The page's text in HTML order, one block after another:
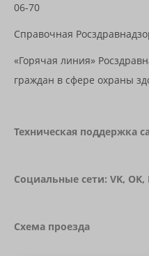
06-70
Справочная
«Горячая линия»
граждан в сфере охраны
Техническая поддержка
Социальные сети: VK, OK,
Схема проезда